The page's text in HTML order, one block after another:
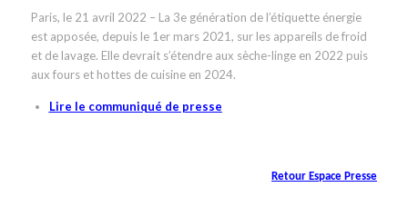
Paris, le 21 avril 2022 – La 3e génération de l’étiquette énergie
est apposée, depuis le 1er mars 2021, sur les appareils de froid
et de lavage. Elle devrait s’étendre aux sèche-linge en 2022 puis
aux fours et hottes de cuisine en 2024.
Lire le communiqué de presse
Retour Espace Presse